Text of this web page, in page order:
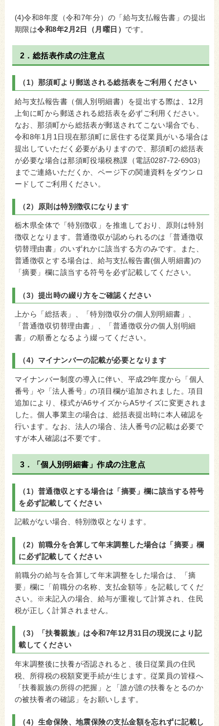
(4)令和8年度（令和7年分）の「給与支払報告書」の提出
期限は令和8年2月2日（月曜日） です。
2．総括表作成の注意点
（1）那須町より郵送される総括表をご利用ください
給与支払報告書（個人別明細書）を提出する際は、12月
上旬に町から郵送される総括表を必ずご利用ください。
なお、那須町から総括表が郵送されてこない場合でも、
令和8年1月1日現在那須町に居住する従業員がいる場合は
提出していただく必要がありますので、那須町の総括表
が必要な場合は那須町役場税務課（電話0287-72-6903）
までご連絡いただくか、ページ下の関連資料をダウンロ
ードしてご利用ください。
（2）原則は特別徴収になります
栃木県全体で「特別徴収」を推進しており、原則は特別
徴収となります。普通徴収が認められるのは「普通徴収
切替理由書」のいずれかに該当する方のみです。また、
普通徴収とする場合は、給与支払報告書(個人明細書)の
「摘要」欄に該当する符号を必ず記載してください。
（3）提出時の綴り方をご確認ください
上から「総括表」、「特別徴収分の個人別明細書」、
「普通徴収切替理由書」、「普通徴収分の個人別明細
書」の順番となるよう綴ってください。
（4）マイナンバーの記載が必要となります
マイナンバー制度の導入に伴い、平成29年度から「個人
番号」や「法人番号」の項目欄が追加されました。項目
追加により、様式がA6サイズからA5サイズに変更されま
した。個人事業主の場合は、総括表提出時に本人確認を
行います。なお、法人の場合、法人番号の記載は必要で
すが本人確認は不要です。
3．「個人別明細書」作成の注意点
（1）普通徴収とする場合は「摘要」欄に該当する符号
を必ず記載してください
記載がない場合、特別徴収となります。
（2）前職分を合算して年末調整した場合は「摘要」欄
に必ず記載してください
前職分の給与を合算して年末調整をした場合は、「摘
要」欄に「前職分の名称、支払金額等」を記載してくだ
さい。※未記入の場合、給与が重複して計算され、住民
税が正しく計算されません。
（3）「扶養親族」は令和7年12月31日の現況により記
載してください
年末調整後に扶養が否認されると、後日従業員の住民
税、所得税の税額変更手続が生じます。従業員の皆様へ
「扶養親族の所得の把握」と「誰が誰の扶養をとるのか
の被扶養者の確認」をお願いします。
（4）生命保険、地震保険の支払金額を忘れずに記載し